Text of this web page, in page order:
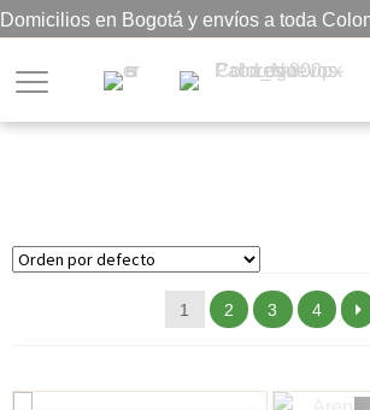
Domicilios en Bogotá y envíos a toda
1 2 3 4